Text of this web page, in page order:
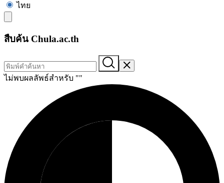
ไทย
สืบค้น Chula.ac.th
ไม่พบผลลัพธ์สำหรับ ""